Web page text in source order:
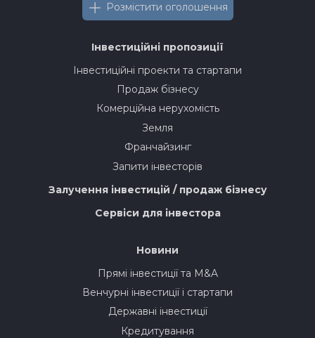
Розмістити оголошення
Інвестиційні пропозиції
Інвестиційні проекти та стартапи
Продаж бізнесу
Комерційна нерухомість
Земля
Франчайзинг
Запити інвесторів
Залучення інвестицій / продаж бізнесу
Сервіси для інвестора
Новини
Прямі інвестиції та M&A
Венчурні інвестиції і стартапи
Державні інвестиції
Кредитування